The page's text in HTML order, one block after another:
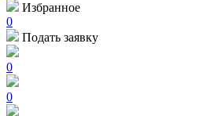
Избранное
0
Подать заявку
0
0